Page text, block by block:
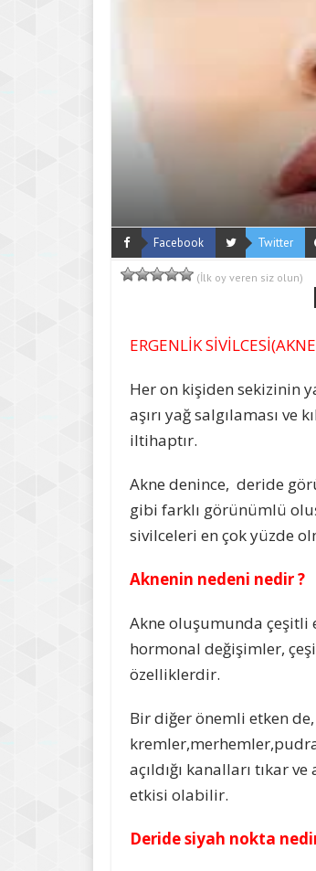
Facebook Twitter
(İlk oy veren siz olun)
ERGENLİK
Her on kişiden sekizinin
aşırı yağ salgılaması
iltihaptır.
Akne denince, deride
gibi farklı görünümlü
sivilceleri en çok yüzde
Aknenin nedeni nedir ?
Akne oluşumunda çeşitli
hormonal değişimler,
özelliklerdir.
Bir diğer önemli etken
açıldığı kanalları tıkar
etkisi olabilir.
Deride siyah nokta